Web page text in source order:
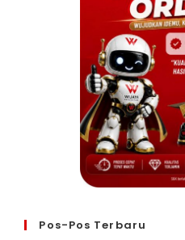
Pos-Pos Terbaru